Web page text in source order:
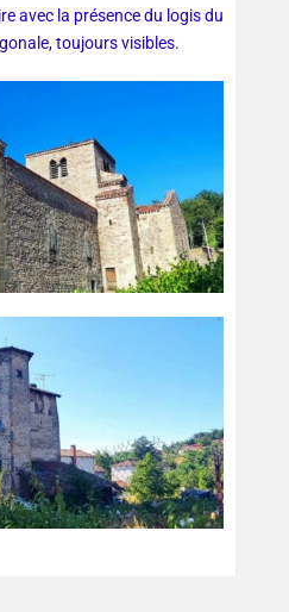
avec la présence du logis du
toujours visibles.